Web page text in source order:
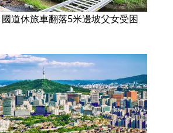
道休旅車翻落5米邊坡父女受困